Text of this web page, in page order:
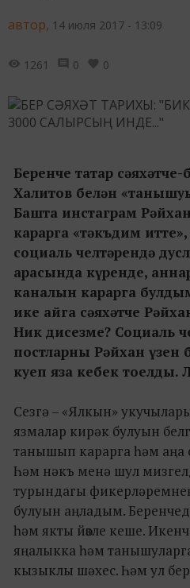
автор, 14 июля 2017 - 13:09
1261 0 0
Беренче татар
Халитов белән
Башта инстаграм
карарга «тәкъдим
социаль челтәрендә
арасында күренде,
каналын карарга
ике айга сәяхәтче
Ник дисезме? Социаль
постларны Рәйхан
куеп яза кебек тоелды.
Сезгә – «Ялкын»
язмалар кирәк булуын
танышып карарга һәм аңа
Һәм нәкъ менә шул
турындагы
булуын аңладым.
һәм якты йөзле кеше.
яңалыкка һәм
кызыклы шәхес. Һәм ул